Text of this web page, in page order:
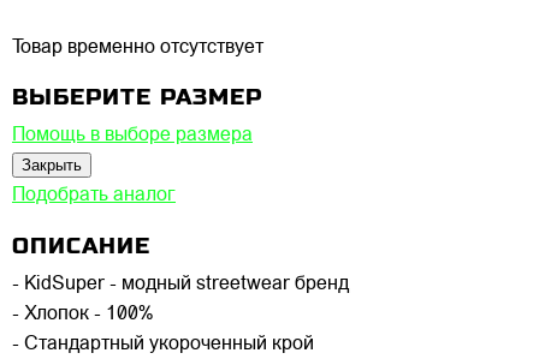
Товар временно отсутствует
ВЫБЕРИТЕ РАЗМЕР
Помощь в выборе размера
Закрыть
Подобрать аналог
ОПИСАНИЕ
- KidSuper - модный streetwear бренд
- Хлопок - 100%
- Стандартный укороченный крой